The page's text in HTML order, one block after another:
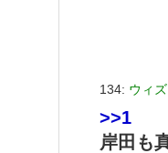
134: ウィ
>>1
岸田も